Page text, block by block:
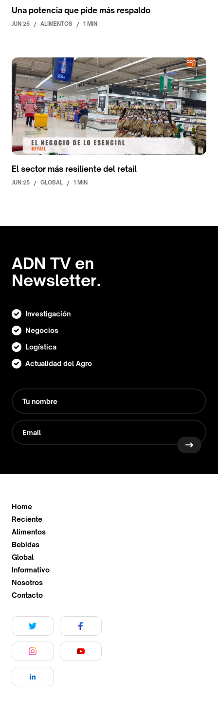
Una potencia que pide más respaldo
JUN 26 / ALIMENTOS / 1 MIN
El sector más resiliente del retail
JUN 25 / GLOBAL / 1 MIN
ADN TV en
Newsletter.
Investigación
Negocios
Logística
Actualidad del Agro
Home
Reciente
Alimentos
Bebidas
Global
Informativo
Nosotros
Contacto